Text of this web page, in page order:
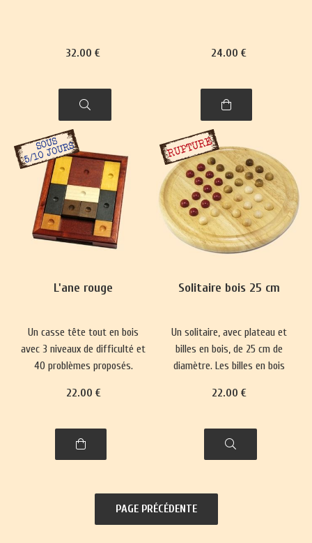
32.00 € 24.00 €
L'ane rouge
Un casse tête tout en bois
avec 3 niveaux de difficulté et
40 problèmes proposés.
22.00 €
Solitaire bois 25 cm
Un solitaire, avec plateau et
billes en bois, de 25 cm de
diamètre. Les billes en bois
marron plus foncée (et unie)
22.00 €